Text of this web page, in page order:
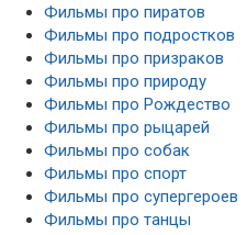
Фильмы про пиратов
Фильмы про подростков
Фильмы про призраков
Фильмы про природу
Фильмы про Рождество
Фильмы про рыцарей
Фильмы про собак
Фильмы про спорт
Фильмы про супергероев
Фильмы про танцы